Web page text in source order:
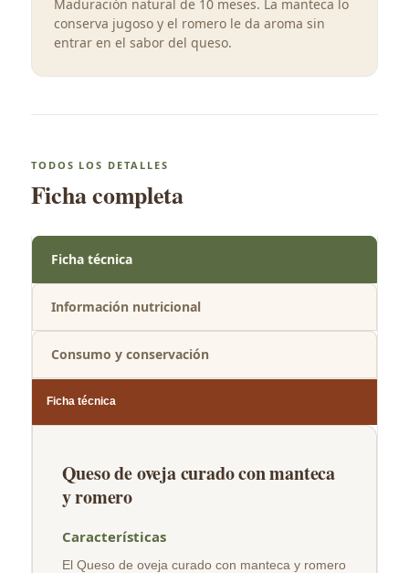
Maduración natural de 10 meses. La manteca lo
conserva jugoso y el romero le da aroma sin
entrar en el sabor del queso.
TODOS LOS DETALLES
Ficha completa
Ficha técnica
Información nutricional
Consumo y conservación
Ficha técnica
Queso de oveja curado con manteca
y romero
Características
El Queso de oveja curado con manteca y romero